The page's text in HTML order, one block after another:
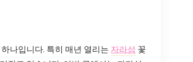
나입니다. 특히 매년 열리는 자라섬 꽃